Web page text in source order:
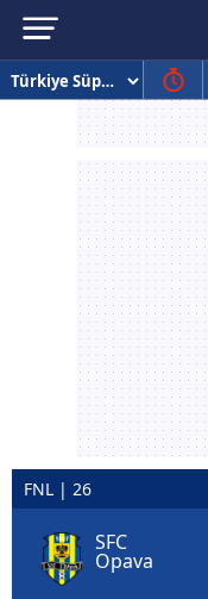
FNL | 26
SFC
Opava